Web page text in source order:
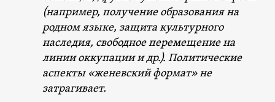
(например, получение образования на
родном языке, защита культурного
наследия, свободное перемещение на
линии оккупации и др.). Политические
аспекты «женевский формат» не
затрагивает.